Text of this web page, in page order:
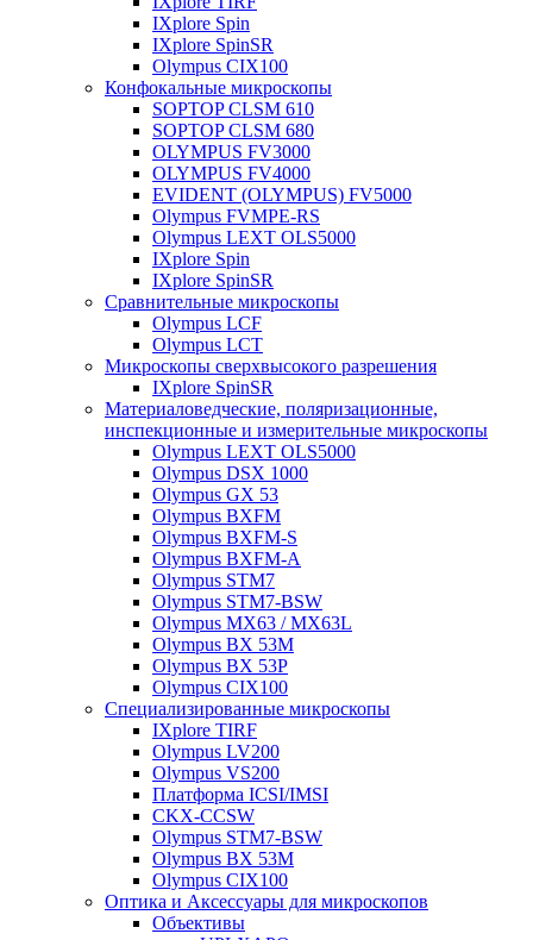
IXplore Spin
IXplore SpinSR
Olympus CIX100
Конфокальные микроскопы
SOPTOP CLSM 610
SOPTOP CLSM 680
OLYMPUS FV3000
OLYMPUS FV4000
EVIDENT (OLYMPUS) FV5000
Olympus FVMPE-RS
Olympus LEXT OLS5000
IXplore Spin
IXplore SpinSR
Сравнительные микроскопы
Olympus LCF
Olympus LCT
Микроскопы сверхвысокого разрешения
IXplore SpinSR
Материаловедческие, поляризационные,
инспекционные и измерительные микроскопы
Olympus LEXT OLS5000
Olympus DSX 1000
Olympus GX 53
Olympus BXFM
Olympus BXFM-S
Olympus BXFM-A
Olympus STM7
Olympus STM7-BSW
Olympus MX63 / MX63L
Olympus BX 53M
Olympus BX 53P
Olympus CIX100
Специализированные микроскопы
IXplore TIRF
Olympus LV200
Olympus VS200
Платформа ICSI/IMSI
CKX-CCSW
Olympus STM7-BSW
Olympus BX 53M
Olympus CIX100
Оптика и Аксессуары для микроскопов
Объективы